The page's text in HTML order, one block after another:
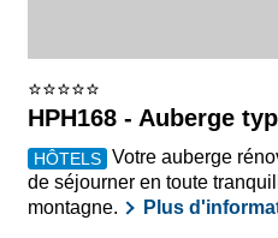
HPH168 - Auberge
HÔTELS Votre auberge
de séjourner en toute
montagne.
Plus